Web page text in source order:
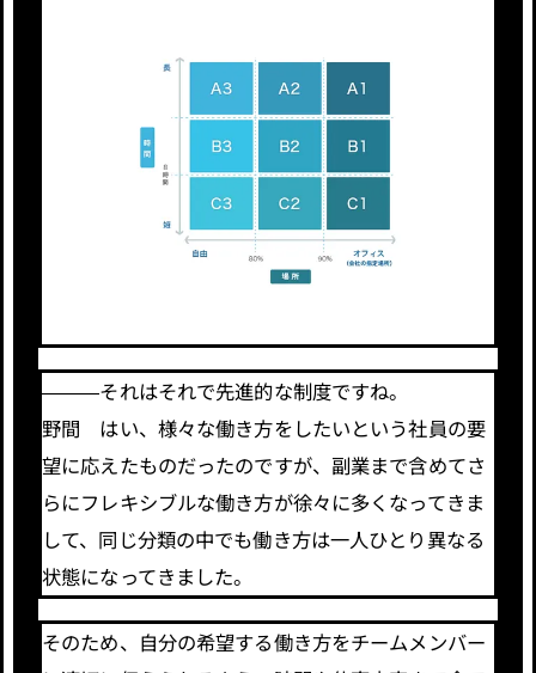
―――それはそれで先進的な制度ですね。
野間 はい、様々な働き方をしたいという社員の要
望に応えたものだったのですが、副業まで含めてさ
らにフレキシブルな働き方が徐々に多くなってきま
して、同じ分類の中でも働き方は一人ひとり異なる
状態になってきました。
そのため、自分の希望する働き方をチームメンバー